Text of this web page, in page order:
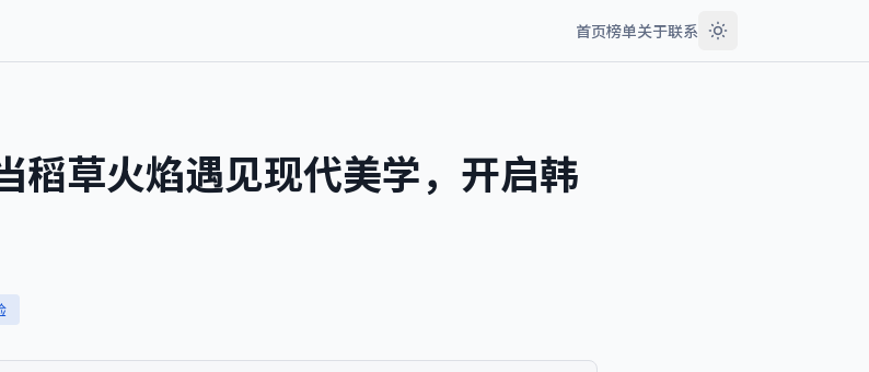
首页榜单关于联系
草火焰遇见现代美学，开启韩